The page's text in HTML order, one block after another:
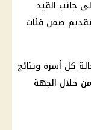
جانب القيد
ضمن فئات
كل أسرة ونتائج
خلال الجهة